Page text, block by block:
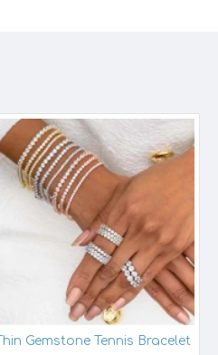
Thin Gemstone Tennis Bracelet